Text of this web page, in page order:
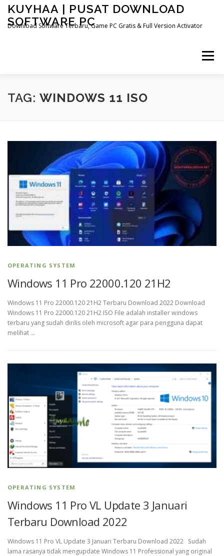
Skip
content
KUYHAA | PUSAT DOWNLOAD
SOFTWARE PC
Download Software Terbaru, Game PC Gratis & Full Version Activator
Menu
HOME CATEGORIES ABOUT US
TAG: WINDOWS 11 ISO
OPERATING SYSTEM
Windows 11 Pro 22000.120 21H2
Windows 11 Pro 22000.120 21H2 Terbaru Download 2022 Download
Windows 11 Pro 22000.120 21H2 ISO File adalah installer windows
terbaru yang sudah dirilis oleh microsoft agar para pengguna dapat
melihat …
OPERATING SYSTEM
Windows 11 Pro VL Update 3 Januari
Terbaru Download 2022
Windows 11 Pro VL Update 3 Januari Terbaru Download 2022 Sudah
lama rasanya tidak mengupdate Windows 11 Professional yang original